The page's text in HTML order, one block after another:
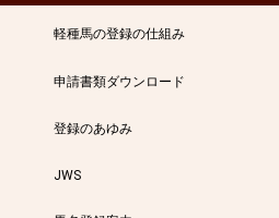
軽種馬の登録の仕組み
申請書類ダウンロード
登録のあゆみ
JWS